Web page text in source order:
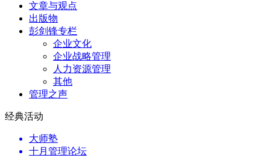
文章与观点
出版物
彭剑锋专栏
企业文化
企业战略管理
人力资源管理
其他
管理之声
经典活动
大师塾
十月管理论坛